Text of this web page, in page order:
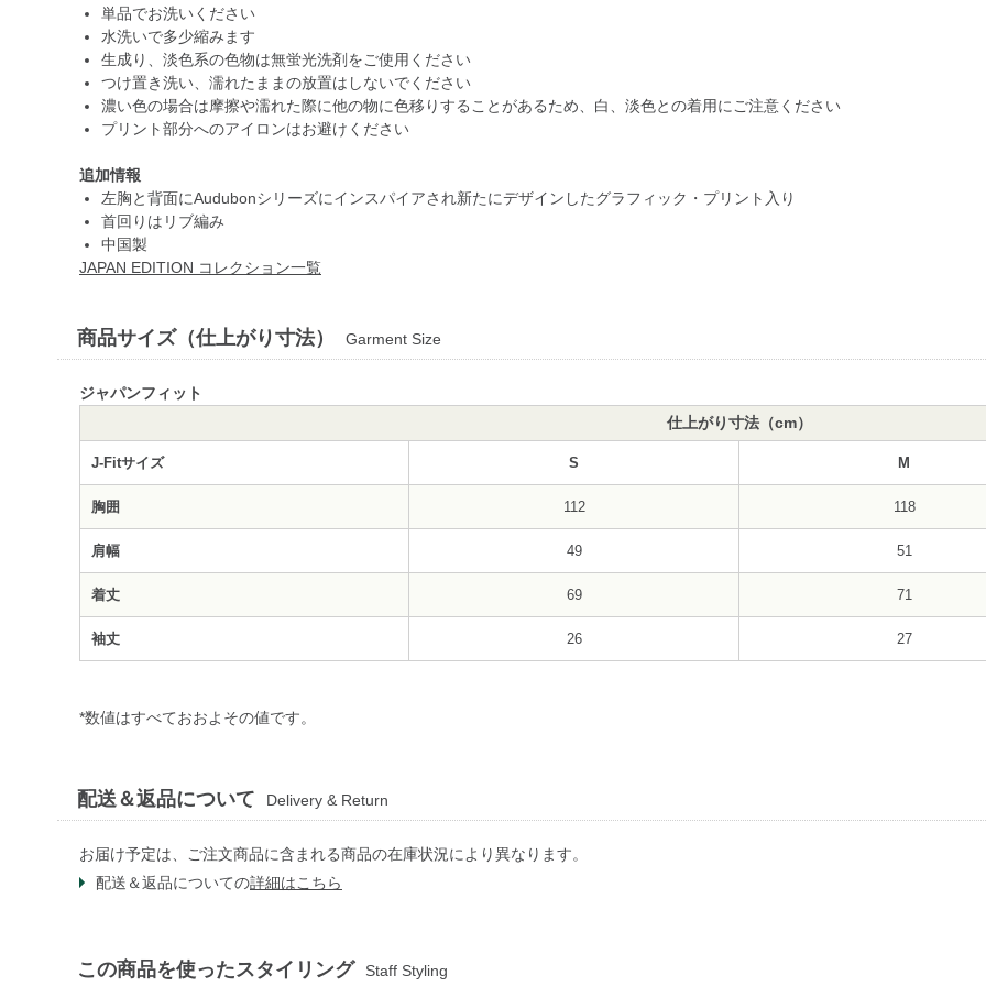
単品でお洗いください
水洗いで多少縮みます
生成り、淡色系の色物は無蛍光洗剤をご使用ください
つけ置き洗い、濡れたままの放置はしないでください
濃い色の場合は摩擦や濡れた際に他の物に色移りすることがあるため、白、淡色との着用にご注意ください
プリント部分へのアイロンはお避けください
追加情報
左胸と背面にAudubonシリーズにインスパイアされ新たにデザインしたグラフィック・プリント入り
首回りはリブ編み
中国製
JAPAN EDITION コレクション一覧
商品サイズ（仕上がり寸法） Garment Size
ジャパンフィット
仕上がり寸法（cm）
J-Fitサイズ S M
胸囲 112 118
肩幅 49 51
着丈 69 71
袖丈 26 27
*数値はすべておおよその値です。
配送＆返品について Delivery & Return
お届け予定は、ご注文商品に含まれる商品の在庫状況により異なります。
配送＆返品についての詳細はこちら
この商品を使ったスタイリング Staff Styling